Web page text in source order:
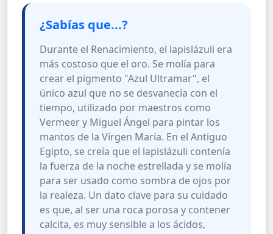
¿Sabías que...?
Durante el Renacimiento, el lapislázuli era
más costoso que el oro. Se molía para
crear el pigmento "Azul Ultramar", el
único azul que no se desvanecía con el
tiempo, utilizado por maestros como
Vermeer y Miguel Ángel para pintar los
mantos de la Virgen María. En el Antiguo
Egipto, se creía que el lapislázuli contenía
la fuerza de la noche estrellada y se molía
para ser usado como sombra de ojos por
la realeza. Un dato clave para su cuidado
es que, al ser una roca porosa y contener
calcita, es muy sensible a los ácidos,